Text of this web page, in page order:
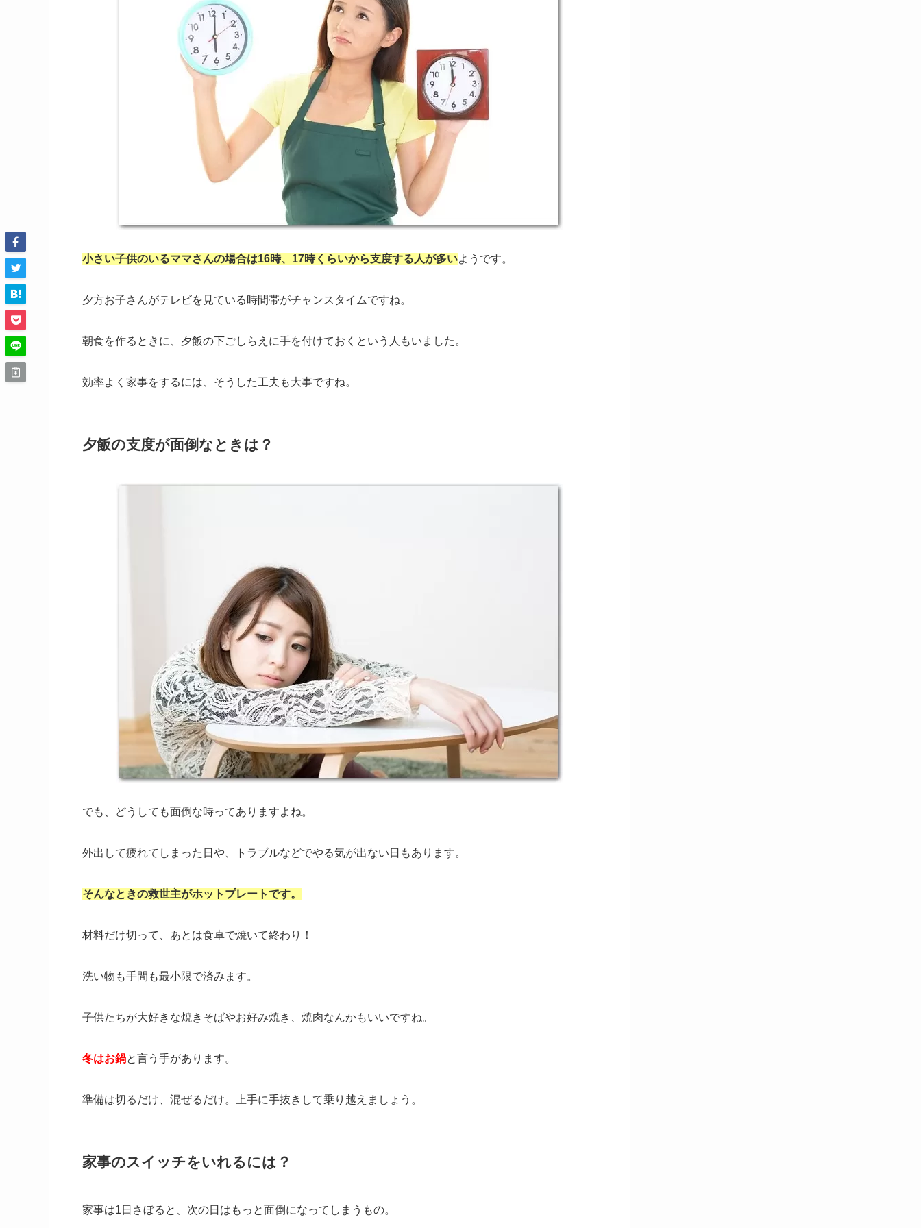
小さい子供のいるママさんの場合は16時、17時くらいから支度する人が多いようです。
夕方お子さんがテレビを見ている時間帯がチャンスタイムですね。
朝食を作るときに、夕飯の下ごしらえに手を付けておくという人もいました。
効率よく家事をするには、そうした工夫も大事ですね。
夕飯の支度が面倒なときは？
でも、どうしても面倒な時ってありますよね。
外出して疲れてしまった日や、トラブルなどでやる気が出ない日もあります。
そんなときの救世主がホットプレートです。
材料だけ切って、あとは食卓で焼いて終わり！
洗い物も手間も最小限で済みます。
子供たちが大好きな焼きそばやお好み焼き、焼肉なんかもいいですね。
冬はお鍋と言う手があります。
準備は切るだけ、混ぜるだけ。上手に手抜きして乗り越えましょう。
家事のスイッチをいれるには？
家事は1日さぼると、次の日はもっと面倒になってしまうもの。